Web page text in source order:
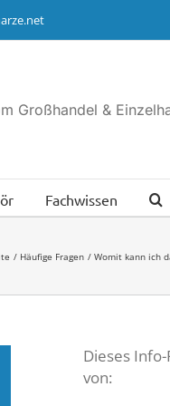
Großhandel &
Fachwissen
Häufige Fragen Womit kann ich
Dieses
von: